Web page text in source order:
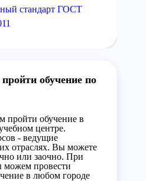
стандарт ГОСТ
обучение по
пройти обучение в
центре.
- ведущие
отраслях. Вы можете
или заочно. При
можем провести
в любом городе